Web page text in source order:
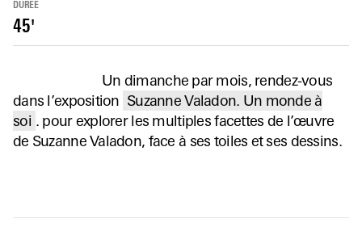
DURÉE
45'
Un dimanche par mois, rendez-vous
dans l’exposition Suzanne Valadon. Un monde à
soi . pour explorer les multiples facettes de l’œuvre
de Suzanne Valadon, face à ses toiles et ses dessins.